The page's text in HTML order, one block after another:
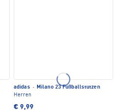
adidas · Milano 23 Fußballstutzen
Herren
€ 9,99